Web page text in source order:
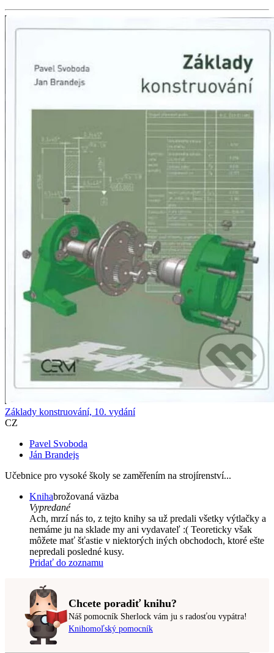
Základy konstruování, 10. vydání
CZ
Pavel Svoboda
Ján Brandejs
Učebnice pro vysoké školy se zaměřením na strojírenství...
Knihabrožovaná väzba
Vypredané
Ach, mrzí nás to, z tejto knihy sa už predali všetky výtlačky a
nemáme ju na sklade my ani vydavateľ :( Teoreticky však
môžete mať šťastie v niektorých iných obchodoch, ktoré ešte
nepredali posledné kusy.
Pridať do zoznamu
Chcete poradiť knihu?
Náš pomocník Sherlock vám ju s radosťou vypátra!
Knihomoľský pomocník